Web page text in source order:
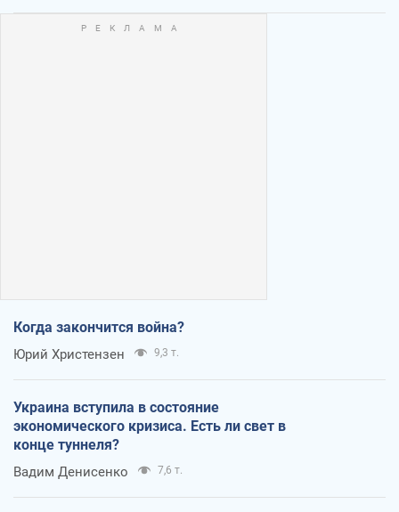
Когда закончится война?
Юрий Христензен 9,3 т.
Украина вступила в состояние
экономического кризиса. Есть ли свет в
конце туннеля?
Вадим Денисенко 7,6 т.